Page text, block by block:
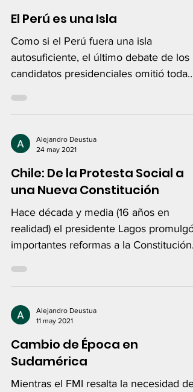
El Perú es una Isla
Como si el Perú fuera una isla
autosuficiente, el último debate de los
candidatos presidenciales omitió toda
Alejandro Deustua
24 may 2021
Chile: De la Protesta Social a
una Nueva Constitución
Hace década y media (16 años en
realidad) el presidente Lagos promulgó
importantes reformas a la Constitución
Alejandro Deustua
11 may 2021
Cambio de Época en
Sudamérica
Mientras el FMI resalta la necesidad de